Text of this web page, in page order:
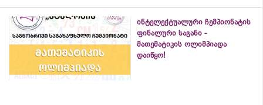
ინტელექტუალური ჩემპიონატის
ფინალური საგანი -
მათემატიკის ოლიმპიადა
დაიწყო!